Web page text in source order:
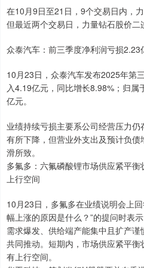
在10月9日至21日，9个交易日内，
但最近两个交易日，力量钻石股价二
众泰汽车：前三季度净利润亏损2.23
10月23日，众泰汽车发布2025年第
入4.19亿元，同比增长8.98%；归
亿元。
业绩持续亏损主要系公司经营压力
有所下降，但营业外支出及预计负
滑所致。
多氟多：六氟磷酸锂市场供应紧平
上行空间
10月23日，多氟多在业绩说明会上
幅上涨的原因是什么？”的提问时表
需求爆发、供给端产能集中且扩产
共同推动。短期内，市场供应紧平
有上行空间。